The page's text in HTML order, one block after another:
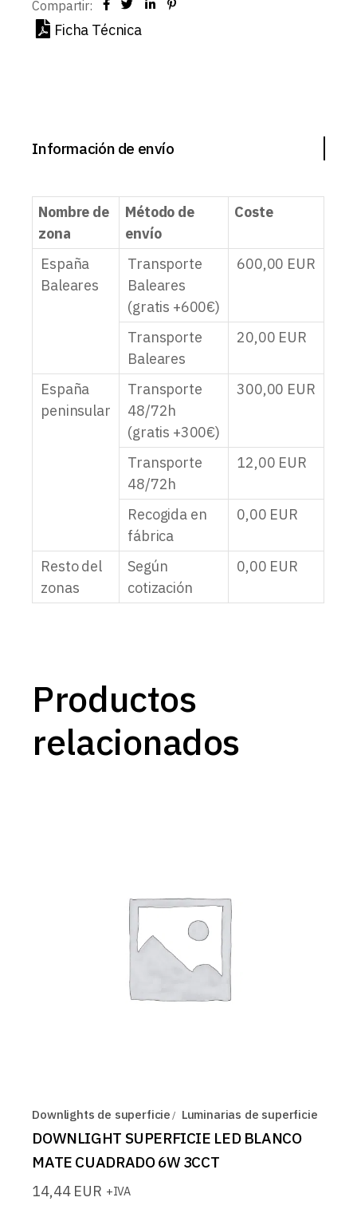
Compartir:
Ficha Técnica
Información de envío
Nombre de
zona
Método de
envío
Coste
España
Baleares
Transporte
Baleares
(gratis +600€)
600,00 EUR
Transporte
Baleares
20,00 EUR
España
peninsular
Transporte
48/72h
(gratis +300€)
300,00 EUR
Transporte
48/72h
12,00 EUR
Recogida en
fábrica
0,00 EUR
Resto del
zonas
Según
cotización
0,00 EUR
Productos
relacionados
Downlights de superficie Luminarias de superficie
DOWNLIGHT SUPERFICIE LED BLANCO
MATE CUADRADO 6W 3CCT
14,44 EUR +IVA